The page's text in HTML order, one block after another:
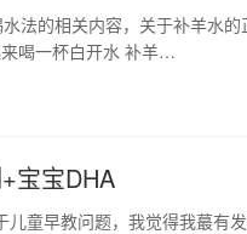
法的相关内容，关于补羊水
喝一杯白开水 补羊…
宝宝DHA
童早教问题，我觉得我蕞有